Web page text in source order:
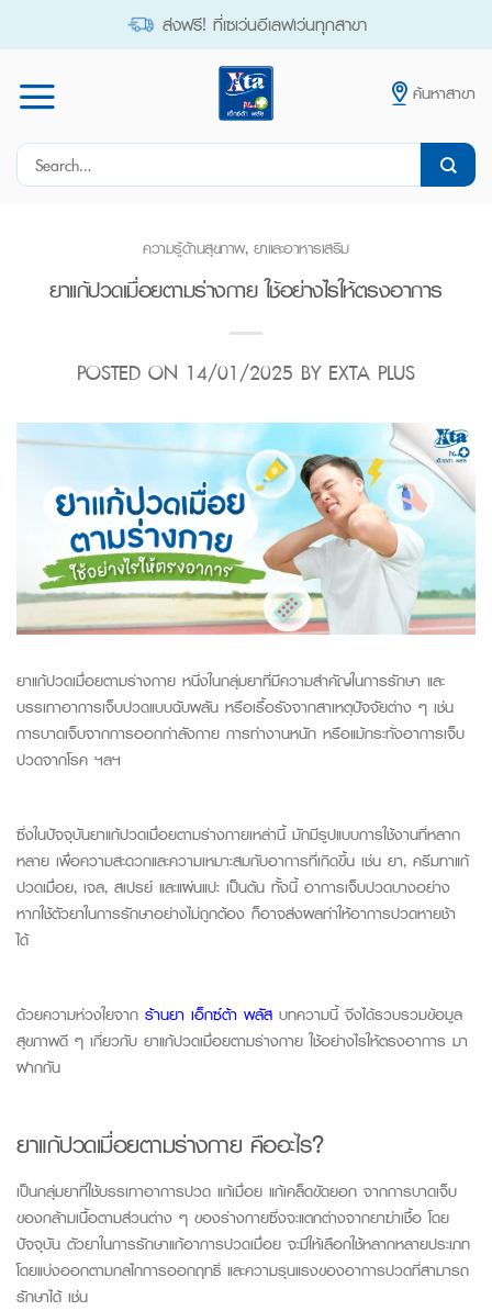
ส่งฟรี! ที่เซเว่นอีเลฟเว่นทุกสาขา
ค้นหาสาขา
Search
ความรู้ด้านสุขภาพ, ยาและอาหารเสริม
ยาแก้ปวดเมื่อยตามร่างกาย ใช้อย่างไรให้ตรงอาการ
POSTED ON 14/01/2025 BY EXTA PLUS
ยาแก้ปวดเมื่อยตามร่างกาย หนึ่งในกลุ่มยาที่มีความสำคัญในการรักษา และ
บรรเทาอาการเจ็บปวดแบบฉับพลัน หรือเรื้อรังจากสาเหตุปัจจัยต่าง ๆ เช่น
การบาดเจ็บจากการออกกำลังกาย การทำงานหนัก หรือแม้กระทั่งอาการเจ็บ
ปวดจากโรค ฯลฯ
ซึ่งในปัจจุบันยาแก้ปวดเมื่อยตามร่างกายเหล่านี้ มักมีรูปแบบการใช้งานที่หลาก
หลาย เพื่อความสะดวกและความเหมาะสมกับอาการที่เกิดขึ้น เช่น ยา, ครีมทาแก้
ปวดเมื่อย, เจล, สเปรย์ และแผ่นแปะ เป็นต้น ทั้งนี้ อาการเจ็บปวดบางอย่าง
หากใช้ตัวยาในการรักษาอย่างไม่ถูกต้อง ก็อาจส่งผลทำให้อาการปวดหายช้า
ได้
ด้วยความห่วงใยจาก ร้านยา เอ็กซ์ต้า พลัส บทความนี้ จึงได้รวบรวมข้อมูล
สุขภาพดี ๆ เกี่ยวกับ ยาแก้ปวดเมื่อยตามร่างกาย ใช้อย่างไรให้ตรงอาการ มา
ฝากกัน
ยาแก้ปวดเมื่อยตามร่างกาย คืออะไร?
เป็นกลุ่มยาที่ใช้บรรเทาอาการปวด แก้เมื่อย แก้เคล็ดขัดยอก จากการบาดเจ็บ
ของกล้ามเนื้อตามส่วนต่าง ๆ ของร่างกายซึ่งจะแตกต่างจากยาฆ่าเชื้อ โดย
ปัจจุบัน ตัวยาในการรักษาแก้อาการปวดเมื่อย จะมีให้เลือกใช้หลากหลายประเภท
โดยแบ่งออกตามกลไกการออกฤทธิ์ และความรุนแรงของอาการปวดที่สามารถ
รักษาได้เช่น